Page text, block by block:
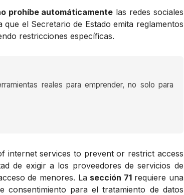
prohíbe automáticamente las redes sociales
el Secretario de Estado emita reglamentos
restricciones específicas.
reales para emprender, no solo para
internet services to prevent or restrict access
de exigir a los proveedores de servicios de
de menores. La sección 71requiere una
consentimiento para el tratamiento de datos